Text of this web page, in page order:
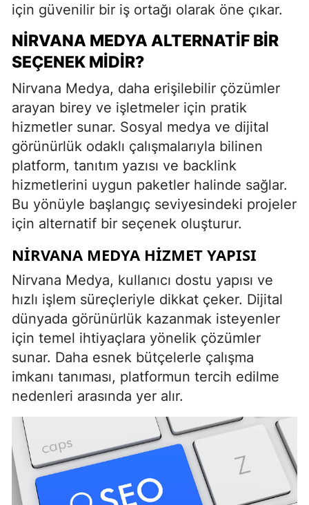
için güvenilir bir iş ortağı olarak öne çıkar.
NIRVANA MEDYA ALTERNATIF BIR
SEÇENEK MIDIR?
Nirvana Medya, daha erişilebilir çözümler
arayan birey ve işletmeler için pratik
hizmetler sunar. Sosyal medya ve dijital
görünürlük odaklı çalışmalarıyla bilinen
platform, tanıtım yazısı ve backlink
hizmetlerini uygun paketler halinde sağlar.
Bu yönüyle başlangıç seviyesindeki projeler
için alternatif bir seçenek oluşturur.
NIRVANA MEDYA HIZMET YAPISI
Nirvana Medya, kullanıcı dostu yapısı ve
hızlı işlem süreçleriyle dikkat çeker. Dijital
dünyada görünürlük kazanmak isteyenler
için temel ihtiyaçlara yönelik çözümler
sunar. Daha esnek bütçelerle çalışma
imkanı tanıması, platformun tercih edilme
nedenleri arasında yer alır.